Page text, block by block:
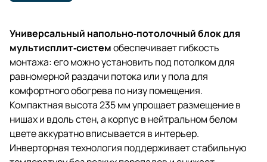
Универсальный напольно‑потолочный блок для
мультисплит‑системобеспечивает гибкость
монтажа: его можно установить под потолком для
равномерной раздачи потока или у пола для
комфортного обогрева по низу помещения.
Компактная высота 235 мм упрощает размещение в
нишах и вдоль стен, а корпус в нейтральном белом
цвете аккуратно вписывается в интерьер.
Инверторная технология поддерживает стабильную